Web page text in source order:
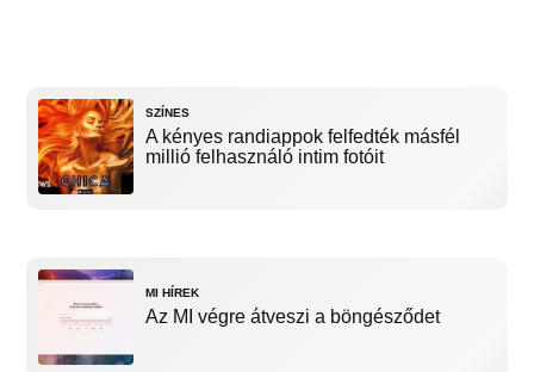
SZÍNES
A kényes randiappok felfedték másfél
millió felhasználó intim fotóit
MI HÍREK
Az MI végre átveszi a böngésződet